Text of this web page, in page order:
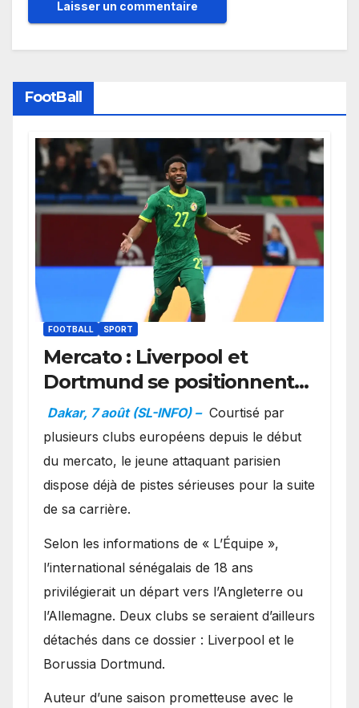
FootBall
FOOTBALL SPORT
Mercato : Liverpool et
Dortmund se positionnent
en favoris pour recruter
Ibrahim Mbaye
Dakar, 7 août (SL-INFO) – Courtisé par
plusieurs clubs européens depuis le début
du mercato, le jeune attaquant parisien
dispose déjà de pistes sérieuses pour la suite
de sa carrière.
Selon les informations de « L’Équipe »,
l’international sénégalais de 18 ans
privilégierait un départ vers l’Angleterre ou
l’Allemagne. Deux clubs se seraient d’ailleurs
détachés dans ce dossier : Liverpool et le
Borussia Dortmund.
Auteur d’une saison prometteuse avec le